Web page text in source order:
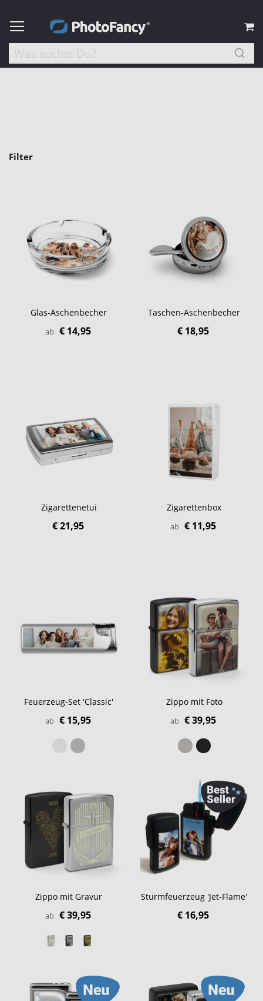
Filter
Glas-Aschenbecher
ab € 14,95
Taschen-Aschenbecher
€ 18,95
Zigarettenetui
€ 21,95
Zigarettenbox
ab € 11,95
Feuerzeug-Set 'Classic'
ab € 15,95
Zippo mit Foto
ab € 39,95
Zippo mit Gravur
ab € 39,95
Sturmfeuerzeug 'Jet-Flame'
€ 16,95